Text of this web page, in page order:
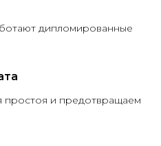
дипломированные
и предотвращаем